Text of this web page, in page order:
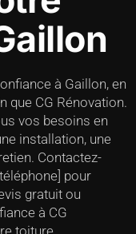
à Gaillon, en
que CG Rénovation.
vos besoins en
installation, une
Contactez-
pour
gratuit ou
à CG